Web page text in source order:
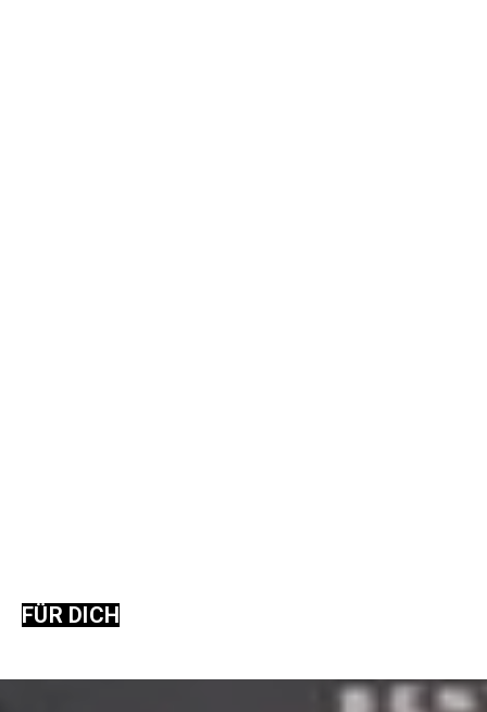
FÜR DICH